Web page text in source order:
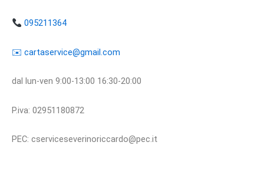
095211364
​​✉️ ​cartaservice@gmail.com
dal lun-ven 9:00-13:00 16:30-20:00
P.iva: 02951180872
PEC: cserviceseverinoriccardo@pec.it